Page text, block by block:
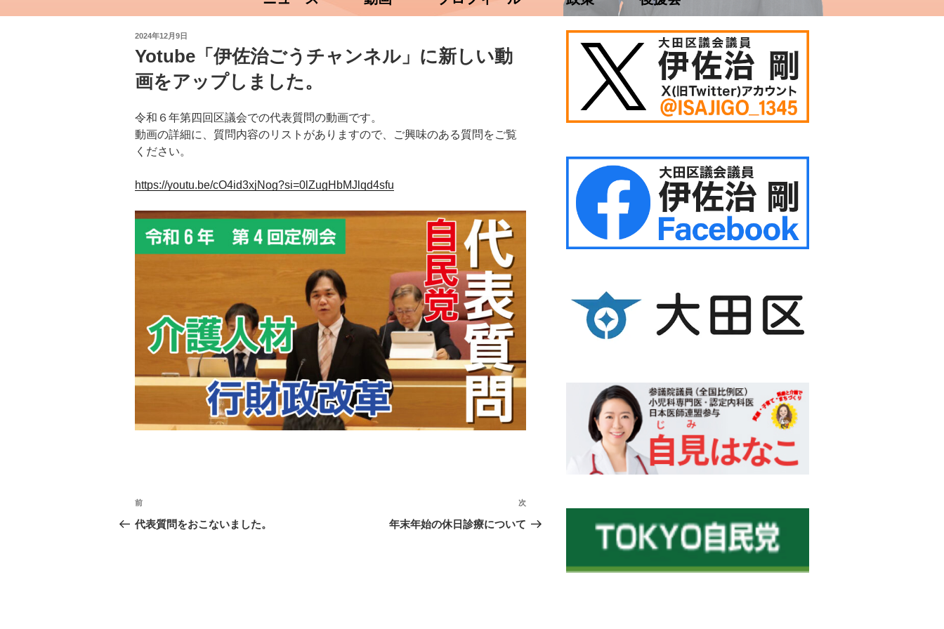
投
日:
2024年12月9日
Yotube「伊佐治ごうチャンネル」に新しい動
画をアップしました。
令和６年第四回区議会での代表質問の動画です。
動画の詳細に、質問内容のリストがありますので、ご興味のある質問をご覧
ください。
https://youtu.be/cO4id3xjNog?si=0lZugHbMJlqd4sfu
投
稿
前
の
前
代表質問をおこないました。
次
の
次
年末年始の休日診療について